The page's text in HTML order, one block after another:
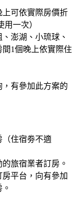
可依實際房價折
一次）
澎湖、小琉球、
1個晚上依實際住
，有參加此方案的
（住宿劵不適
旅宿業者訂房。
平台，向有參加